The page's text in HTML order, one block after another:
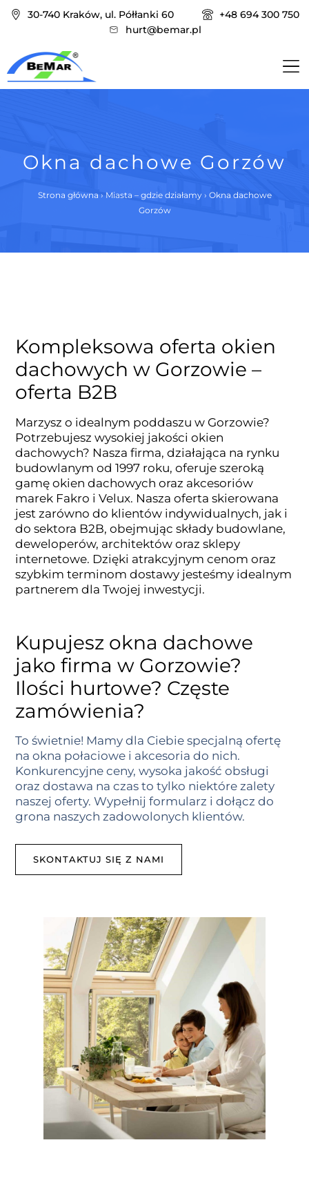
30-740 Kraków, ul. Półłanki 60
+48 694 300 750
hurt@bemar.pl
Okna dachowe Gorzów
Strona główna › Miasta – gdzie działamy› Okna dachowe
Gorzów
Kompleksowa oferta okien
dachowych w Gorzowie –
oferta B2B
Marzysz o idealnym poddaszu w Gorzowie?
Potrzebujesz wysokiej jakości okien
dachowych? Nasza firma, działająca na rynku
budowlanym od 1997 roku, oferuje szeroką
gamę okien dachowych oraz akcesoriów
marek Fakro i Velux. Nasza oferta skierowana
jest zarówno do klientów indywidualnych, jak i
do sektora B2B, obejmując składy budowlane,
deweloperów, architektów oraz sklepy
internetowe. Dzięki atrakcyjnym cenom oraz
szybkim terminom dostawy jesteśmy idealnym
partnerem dla Twojej inwestycji.
Kupujesz okna dachowe
jako firma w Gorzowie?
Ilości hurtowe? Częste
zamówienia?
To świetnie! Mamy dla Ciebie specjalną ofertę
na okna połaciowe i akcesoria do nich.
Konkurencyjne ceny, wysoka jakość obsługi
oraz dostawa na czas to tylko niektóre zalety
naszej oferty. Wypełnij formularz i dołącz do
grona naszych zadowolonych klientów.
SKONTAKTUJ SIĘ Z NAMI